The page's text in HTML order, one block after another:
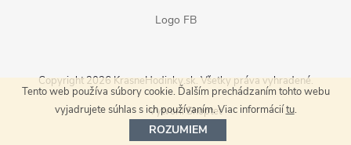
Tento web používa súbory cookie. Ďalším prechádzaním tohto webu
vyjadrujete súhlas s ich používaním. Viac informáciítu.
ROZUMIEM
Logo FB
Vytvoril Shoptet
Copyright 2026 KrasneHodinky.sk. Všetky práva vyhradené.